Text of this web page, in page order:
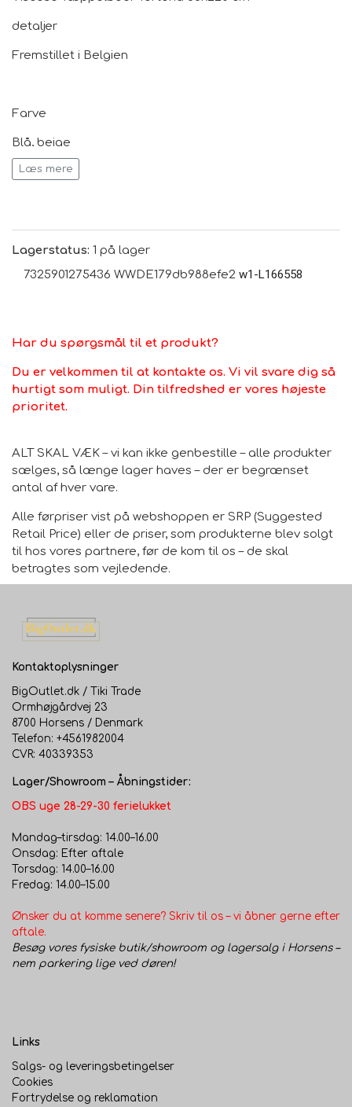
detaljer
Fremstillet i Belgien
Farve
Blå, beige
Luv: H 0,5 cm
Vores tip: Tæpper købes ofte for små, så vi anbefaler at
materiale
70% viskose, 30% bomuld
Tips
klud. Undgå at gnide for ikke at arbejde pletten dybere
ind i stoffet.
Vi anbefaler at bruge et tæppeunderlag på glatte
gulve.
Læs mere
Lagerstatus: 1 på lager
7325901275436 WWDE179db988efe2 w1-L166558
Har du spørgsmål til et produkt?
Du er velkommen til at kontakte os. Vi vil svare dig så
hurtigt som muligt. Din tilfredshed er vores højeste
prioritet.
ALT SKAL VÆK – vi kan ikke genbestille – alle produkter
sælges, så længe lager haves – der er begrænset
antal af hver vare.
Alle førpriser vist på webshoppen er SRP (Suggested
Retail Price) eller de priser, som produkterne blev solgt
til hos vores partnere, før de kom til os – de skal
betragtes som vejledende.
Kontaktoplysninger
BigOutlet.dk / Tiki Trade
Ormhøjgårdvej 23
8700 Horsens / Denmark
Telefon: +4561982004
CVR: 40339353
Lager/Showroom – Åbningstider:
OBS uge 28-29-30 ferielukket
Mandag–tirsdag: 14.00–16.00
Onsdag: Efter aftale
Torsdag: 14.00–16.00
Fredag: 14.00–15.00
Ønsker du at komme senere? Skriv til os – vi åbner gerne efter
aftale.
Besøg vores fysiske butik/showroom og lagersalg i Horsens –
nem parkering lige ved døren!
Links
Salgs- og leveringsbetingelser
Cookies
Fortrydelse og reklamation